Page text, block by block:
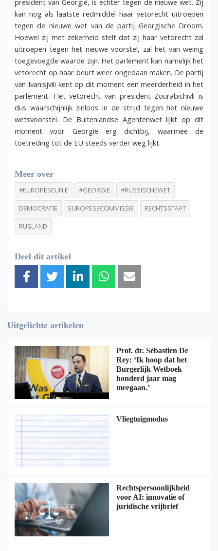
president van Georgië, is echter tegen de nieuwe wet. Zij
kan nog als laatste redmiddel haar vetorecht uitroepen
tegen de nieuwe wet van de partij Georgische Droom.
Hoewel zij met zekerheid stelt dat zij haar vetorecht zal
uitroepen tegen het nieuwe voorstel, zal het van weinig
toegevoegde waarde zijn. Het parlement kan namelijk het
vetorecht op haar beurt weer ongedaan maken. De partij
van Ivanisjvili kent op dit moment een meerderheid in het
parlement. Het vetorecht van president Zourabichivli is
dus waarschijnlijk zinloos in de strijd tegen het nieuwe
wetsvoorstel. De Buitenlandse Agentenwet lijkt op dit
moment voor Georgië erg dichtbij, waarmee de
toetreding tot de EU steeds verder weg lijkt.
Meer over
#EUROPESEUNIE #GEORGIE #RUSSISCHEWET
DEMOCRATIE EUROPESECOMMISSIE RECHTSSTAAT
RUSLAND
Deel dit artikel
Uitgelichte artikelen
Prof. dr. Sébastien De
Rey: ‘Ik hoop dat het
Burgerlijk Wetboek
honderd jaar mag
meegaan.’
Vliegtuigmodus
Rechtspersoonlijkheid
voor AI: innovatie of
juridische vrijbrief